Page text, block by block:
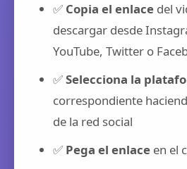
✅ Copia el enlace del
descargar desde
YouTube, Twitter o
✅Selecciona la
correspondiente
de la red social
✅ Pega el enlace en el